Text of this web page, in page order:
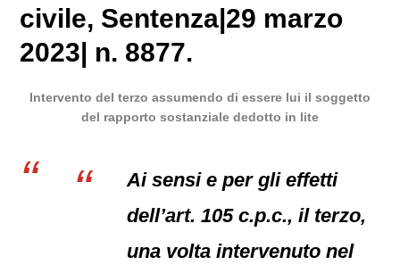
civile, Sentenza|29 marzo
2023| n. 8877.
Intervento del terzo assumendo di essere lui il soggetto
del rapporto sostanziale dedotto in lite
Ai sensi e per gli effetti
dell’art. 105 c.p.c., il terzo,
una volta intervenuto nel